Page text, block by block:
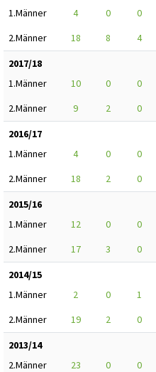
1.Männer
4 0 0
2.Männer
18 8 4
2017/18
1.Männer
10 0 0
2.Männer
9 2 0
2016/17
1.Männer
4 0 0
2.Männer
18 2 0
2015/16
1.Männer
12 0 0
2.Männer
17 3 0
2014/15
1.Männer
2 0 1
2.Männer
19 2 0
2013/14
2.Männer
23 0 0